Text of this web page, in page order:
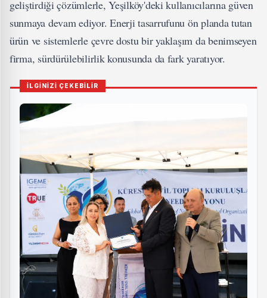
geliştirdiği çözümlerle, Yeşilköy'deki kullanıcılarına güven
sunmaya devam ediyor. Enerji tasarrufunu ön planda tutan
ürün ve sistemlerle çevre dostu bir yaklaşım da benimseyen
firma, sürdürülebilirlik konusunda da fark yaratıyor.
İLGİNİZİ ÇEKEBİLİR